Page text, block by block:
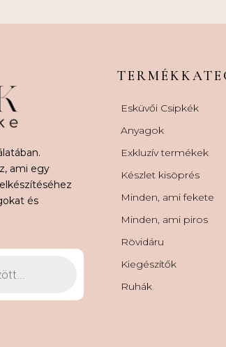
ami egy
és
Esküvői Csipkék
Anyagok
Exkluzív termékek
Készlet kisöprés
Minden, ami fekete
Minden, ami piros
Rövidáru
Kiegészítők
Ruhák